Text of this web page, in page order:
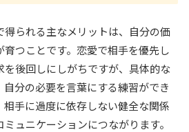
られる主なメリットは、自分の価
つことです。恋愛で相手を優先し
を後回しにしがちですが、具体的な
分の必要を言葉にする練習ができ
相手に過度に依存しない健全な関係
ュニケーションにつながります。